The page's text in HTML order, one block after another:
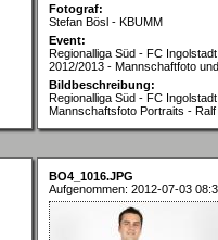
Fotograf:
Stefan Bösl - KBUMM
Event:
Regionalliga Süd - FC
2012/2013 - Mannschaftfoto
Bildbeschreibung:
Regionalliga Süd - FC
Mannschaftsfoto Portraits - Ralf
BO4_1016.JPG
Aufgenommen: 2012-07-03